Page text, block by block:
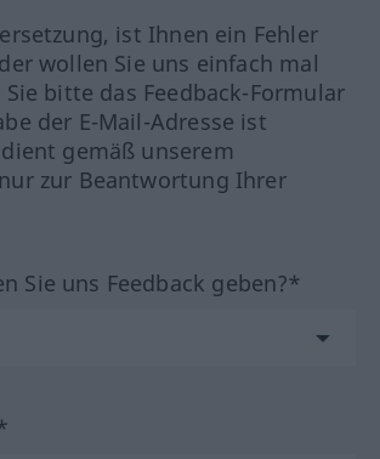
ist Ihnen ein Fehler
wollen Sie uns einfach mal
bitte das Feedback-Formular
der E-Mail-Adresse ist
gemäß unserem
zur Beantwortung Ihrer
Sie uns Feedback geben?*